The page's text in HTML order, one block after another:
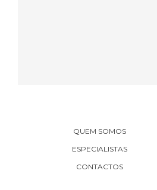
QUEM SOMOS
ESPECIALISTAS
CONTACTOS